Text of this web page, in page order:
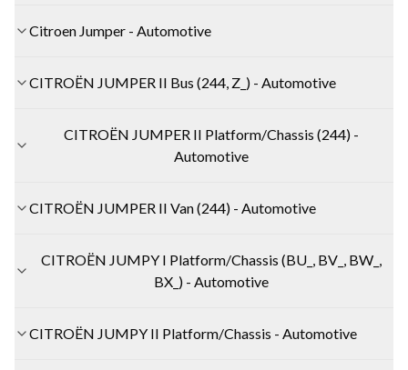
Citroen Jumper - Automotive
CITROËN JUMPER II Bus (244, Z_) - Automotive
CITROËN JUMPER II Platform/Chassis (244) -
Automotive
CITROËN JUMPER II Van (244) - Automotive
CITROËN JUMPY I Platform/Chassis (BU_, BV_, BW_,
BX_) - Automotive
CITROËN JUMPY II Platform/Chassis - Automotive